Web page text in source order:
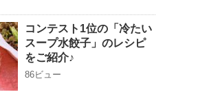
コンテスト1位の「冷たい
スープ水餃子」のレシピ
をご紹介♪
86ビュー